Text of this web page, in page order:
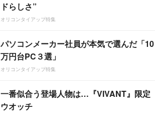
ドらしさ”
オリコンタイアップ特集
パソコンメーカー社員が本気で選んだ「10
万円台PC３選」
オリコンタイアップ特集
一番似合う登場人物は…『VIVANT』限定
ウオッチ